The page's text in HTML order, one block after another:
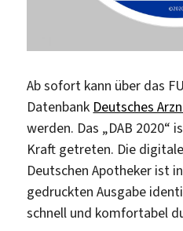
Ab sofort kann über das
Datenbank Deutsches
werden. Das „DAB 2020“
Kraft getreten. Die
Deutschen Apotheker ist
gedruckten Ausgabe
schnell und komfortabel